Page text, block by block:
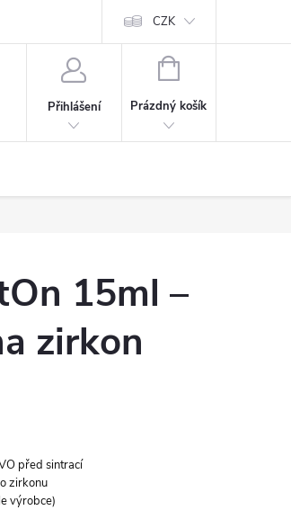
CZK
Přihlášení
NÁKUPNÍ
Prázdný košík
15ml –
zirkon
před sintrací
zirkonu
výrobce)